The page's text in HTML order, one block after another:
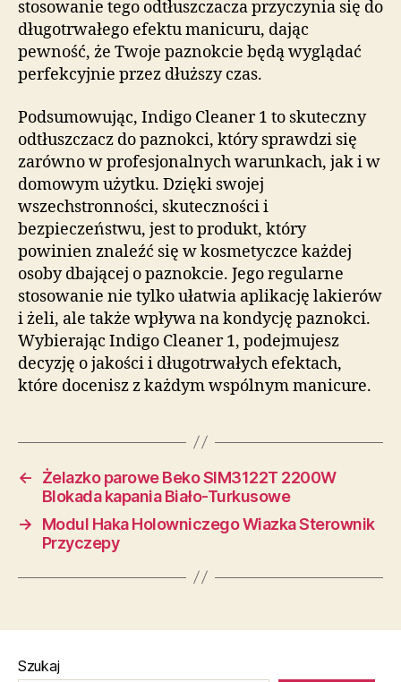
stosowanie tego odtłuszczacza przyczynia się do
długotrwałego efektu manicuru, dając
pewność, że Twoje paznokcie będą wyglądać
perfekcyjnie przez dłuższy czas.
Podsumowując, Indigo Cleaner 1 to skuteczny
odtłuszczacz do paznokci, który sprawdzi się
zarówno w profesjonalnych warunkach, jak i w
domowym użytku. Dzięki swojej
wszechstronności, skuteczności i
bezpieczeństwu, jest to produkt, który
powinien znaleźć się w kosmetyczce każdej
osoby dbającej o paznokcie. Jego regularne
stosowanie nie tylko ułatwia aplikację lakierów
i żeli, ale także wpływa na kondycję paznokci.
Wybierając Indigo Cleaner 1, podejmujesz
decyzję o jakości i długotrwałych efektach,
które docenisz z każdym wspólnym manicure.
←
Żelazko parowe Beko SIM3122T 2200W
Blokada kapania Biało-Turkusowe
→
Modul Haka Holowniczego Wiazka Sterownik
Przyczepy
Szukaj